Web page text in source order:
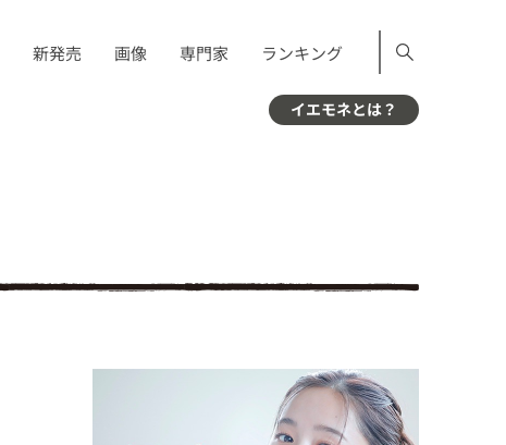
新発売 画像 専門家 ランキング
イエモネとは？